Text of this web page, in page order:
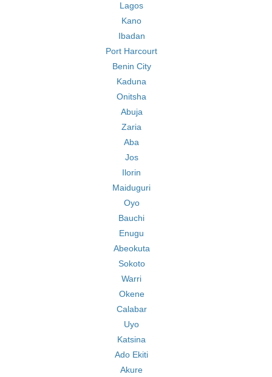
Lagos
Kano
Ibadan
Port Harcourt
Benin City
Kaduna
Onitsha
Abuja
Zaria
Aba
Jos
Ilorin
Maiduguri
Oyo
Bauchi
Enugu
Abeokuta
Sokoto
Warri
Okene
Calabar
Uyo
Katsina
Ado Ekiti
Akure